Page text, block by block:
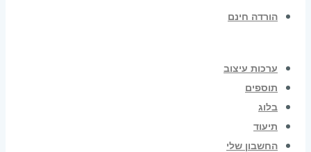
הורדה חינם
ערכות עיצוב
תוספים
בלוג
תיעוד
החשבון שלי